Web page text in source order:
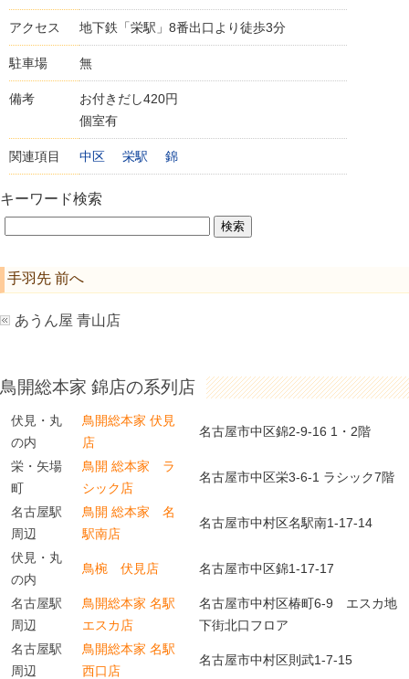
アクセス 地下鉄「栄駅」8番出口より徒歩3分
駐車場 無
備考
お付きだし420円
個室有
関連項目 中区 栄駅 錦
キーワード検索
手羽先 前へ
あうん屋 青山店
鳥開総本家 錦店の系列店
伏見・丸
の内
鳥開総本家 伏見
店
名古屋市中区錦2-9-16 1・2階
栄・矢場
町
鳥開 総本家 ラ
シック店
名古屋市中区栄3-6-1 ラシック7階
名古屋駅
周辺
鳥開 総本家 名
駅南店
名古屋市中村区名駅南1-17-14
伏見・丸
の内
鳥椀 伏見店 名古屋市中区錦1-17-17
名古屋駅
周辺
鳥開総本家 名駅
エスカ店
名古屋市中村区椿町6-9 エスカ地
下街北口フロア
名古屋駅
周辺
鳥開総本家 名駅
西口店
名古屋市中村区則武1-7-15